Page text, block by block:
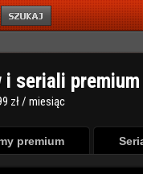
i seriali
zł / miesiąc
premium